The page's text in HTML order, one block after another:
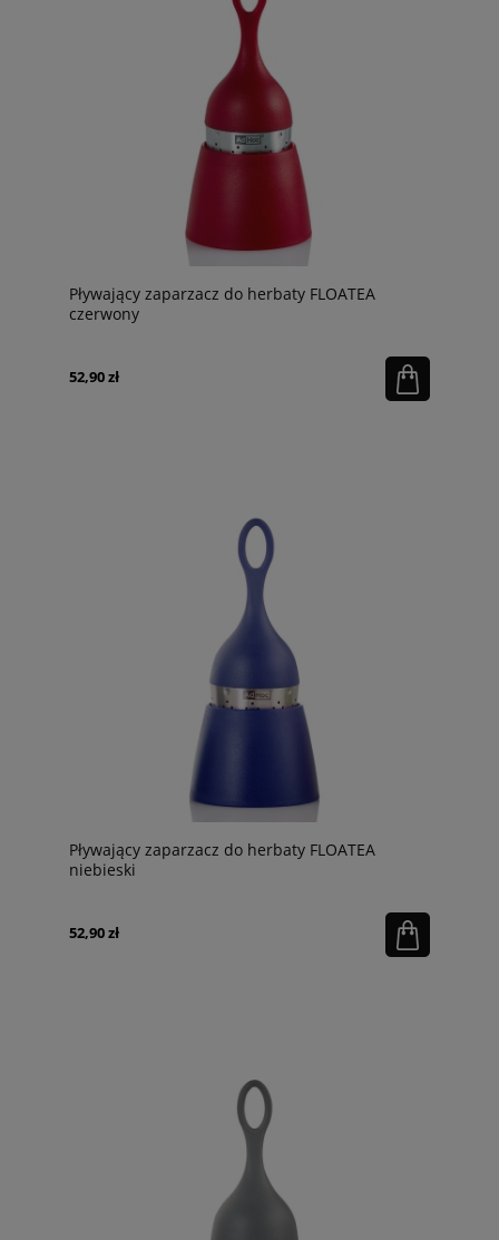
Pływający zaparzacz do herbaty FLOATEA
czerwony
52,90 zł
Pływający zaparzacz do herbaty FLOATEA
niebieski
52,90 zł